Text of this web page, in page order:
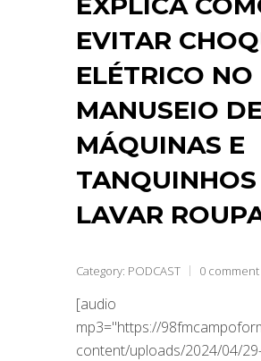
EVITAR
ELÉTRICO NO
MANUSEIO DE
MÁQUINAS E
LAVAR
Category: PODCAST 0 comment
[audio
mp3="https://
content/uploads/2024/04/